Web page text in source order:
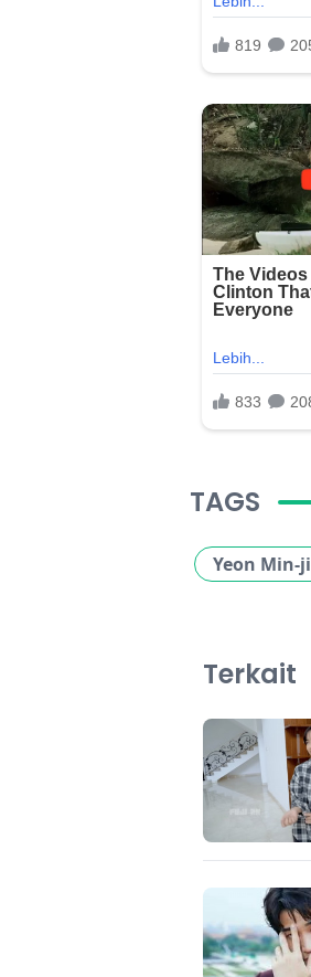
TAGS
Yeon Min-ji
Terkait